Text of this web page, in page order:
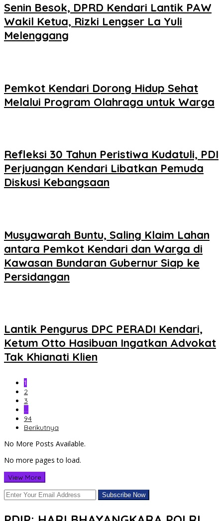
Senin Besok, DPRD Kendari Lantik PAW
Wakil Ketua, Rizki Lengser La Yuli
Melenggang
Pemkot Kendari Dorong Hidup Sehat
Melalui Program Olahraga untuk Warga
Refleksi 30 Tahun Peristiwa Kudatuli, PDI
Perjuangan Kendari Libatkan Pemuda
Diskusi Kebangsaan
Musyawarah Buntu, Saling Klaim Lahan
antara Pemkot Kendari dan Warga di
Kawasan Bundaran Gubernur Siap ke
Persidangan
Lantik Pengurus DPC PERADI Kendari,
Ketum Otto Hasibuan Ingatkan Advokat
Tak Khianati Klien
1
2
3
…
94
Berikutnya
No More Posts Available.
No more pages to load.
View More